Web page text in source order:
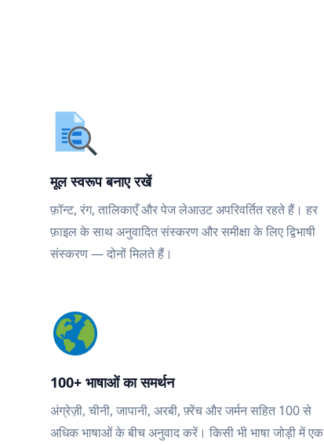
मूल स्वरूप बनाए रखें
फ़ॉन्ट, रंग, तालिकाएँ और पेज लेआउट अपरिवर्तित रहते हैं। हर
फ़ाइल के साथ अनुवादित संस्करण और समीक्षा के लिए द्विभाषी
संस्करण — दोनों मिलते हैं।
100+ भाषाओं का समर्थन
अंग्रेज़ी, चीनी, जापानी, अरबी, फ़्रेंच और जर्मन सहित 100 से
अधिक भाषाओं के बीच अनुवाद करें। किसी भी भाषा जोड़ी में एक